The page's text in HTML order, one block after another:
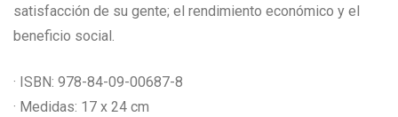
satisfacción de su gente; el rendimiento económico y el
beneficio social.
· ISBN: 978-84-09-00687-8
· Medidas: 17 x 24 cm